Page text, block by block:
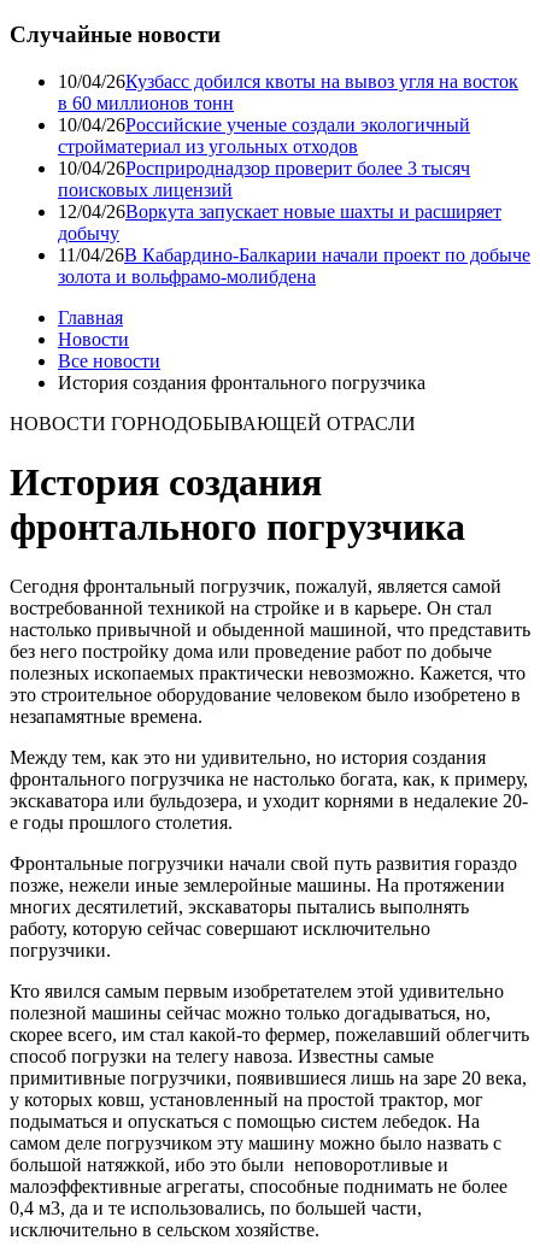
Случайные новости
10/04/26Кузбасс добился квоты на вывоз угля на восток
в 60 миллионов тонн
10/04/26Российские ученые создали экологичный
стройматериал из угольных отходов
10/04/26Росприроднадзор проверит более 3 тысяч
поисковых лицензий
12/04/26Воркута запускает новые шахты и расширяет
добычу
11/04/26В Кабардино-Балкарии начали проект по добыче
золота и вольфрамо-молибдена
Главная
Новости
Все новости
История создания фронтального погрузчика
НОВОСТИ ГОРНОДОБЫВАЮЩЕЙ ОТРАСЛИ
История создания
фронтального погрузчика
Сегодня фронтальный погрузчик, пожалуй, является самой
востребованной техникой на стройке и в карьере. Он стал
настолько привычной и обыденной машиной, что представить
без него постройку дома или проведение работ по добыче
полезных ископаемых практически невозможно. Кажется, что
это строительное оборудование человеком было изобретено в
незапамятные времена.
Между тем, как это ни удивительно, но история создания
фронтального погрузчика не настолько богата, как, к примеру,
экскаватора или бульдозера, и уходит корнями в недалекие 20-
е годы прошлого столетия.
Фронтальные погрузчики начали свой путь развития гораздо
позже, нежели иные землеройные машины. На протяжении
многих десятилетий, экскаваторы пытались выполнять
работу, которую сейчас совершают исключительно
погрузчики.
Кто явился самым первым изобретателем этой удивительно
полезной машины сейчас можно только догадываться, но,
скорее всего, им стал какой-то фермер, пожелавший облегчить
способ погрузки на телегу навоза. Известны самые
примитивные погрузчики, появившиеся лишь на заре 20 века,
у которых ковш, установленный на простой трактор, мог
подыматься и опускаться с помощью систем лебедок. На
самом деле погрузчиком эту машину можно было назвать с
большой натяжкой, ибо это были неповоротливые и
малоэффективные агрегаты, способные поднимать не более
0,4 м3, да и те использовались, по большей части,
исключительно в сельском хозяйстве.